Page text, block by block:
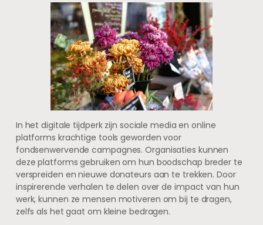
In het digitale tijdperk zijn sociale media en online
platforms krachtige tools geworden voor
fondsenwervende campagnes. Organisaties kunnen
deze platforms gebruiken om hun boodschap breder te
verspreiden en nieuwe donateurs aan te trekken. Door
inspirerende verhalen te delen over de impact van hun
werk, kunnen ze mensen motiveren om bij te dragen,
zelfs als het gaat om kleine bedragen.